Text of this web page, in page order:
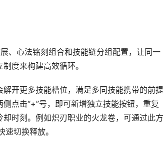
、心法铭刻组合和技能链分组配置，让同一
度来构建高效循环。
开更多技能槽位，满足多同技能携带的前提
点击“+”号，即可新增独立技能按钮，重复
时刻。例如炽刃职业的火龙卷，可通过此方
切换释放。